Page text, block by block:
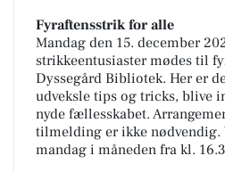
Fyraftensstrik for alle
Mandag den 15. december
strikkeentusiaster mødes til
Dyssegård Bibliotek. Her er
udveksle tips og tricks, blive
nyde fællesskabet.
tilmelding er ikke nødvendig.
mandag i måneden fra kl.